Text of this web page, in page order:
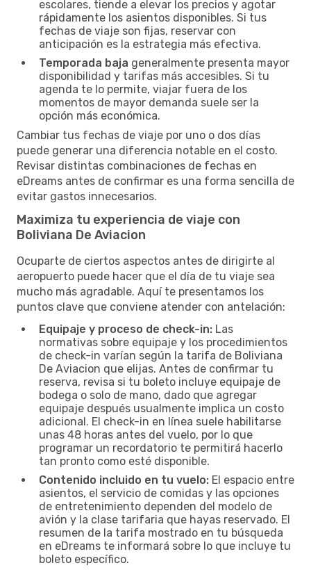
escolares, tiende a elevar los precios y agotar
rápidamente los asientos disponibles. Si tus
fechas de viaje son fijas, reservar con
anticipación es la estrategia más efectiva.
Temporada baja generalmente presenta mayor
disponibilidad y tarifas más accesibles. Si tu
agenda te lo permite, viajar fuera de los
momentos de mayor demanda suele ser la
opción más económica.
Cambiar tus fechas de viaje por uno o dos días
puede generar una diferencia notable en el costo.
Revisar distintas combinaciones de fechas en
eDreams antes de confirmar es una forma sencilla de
evitar gastos innecesarios.
Maximiza tu experiencia de viaje con
Boliviana De Aviacion
Ocuparte de ciertos aspectos antes de dirigirte al
aeropuerto puede hacer que el día de tu viaje sea
mucho más agradable. Aquí te presentamos los
puntos clave que conviene atender con antelación:
Equipaje y proceso de check-in: Las
normativas sobre equipaje y los procedimientos
de check-in varían según la tarifa de Boliviana
De Aviacion que elijas. Antes de confirmar tu
reserva, revisa si tu boleto incluye equipaje de
bodega o solo de mano, dado que agregar
equipaje después usualmente implica un costo
adicional. El check-in en línea suele habilitarse
unas 48 horas antes del vuelo, por lo que
programar un recordatorio te permitirá hacerlo
tan pronto como esté disponible.
Contenido incluido en tu vuelo: El espacio entre
asientos, el servicio de comidas y las opciones
de entretenimiento dependen del modelo de
avión y la clase tarifaria que hayas reservado. El
resumen de la tarifa mostrado en tu búsqueda
en eDreams te informará sobre lo que incluye tu
boleto específico.